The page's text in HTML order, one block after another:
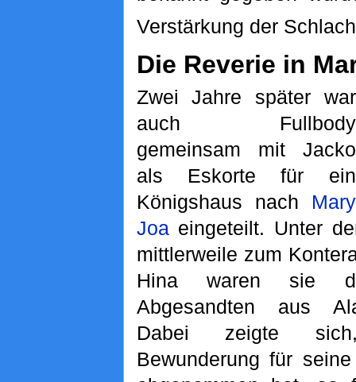
Verstärkung der
Die Reverie in
Zwei Jahre später war
auch Fullbody
gemeinsam mit Jacko
als Eskorte für ein
Königshaus nach Mary
Joaeingeteilt. Unter
mittlerweile zum
Hina waren sie
Abgesandten aus
Dabei zeigte
Bewunderung für